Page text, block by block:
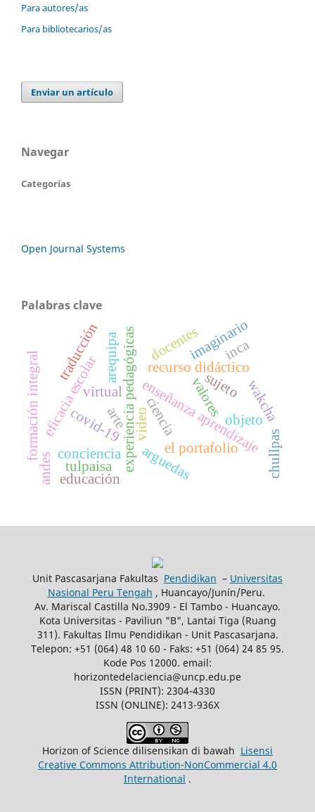
Para autores/as
Para bibliotecarios/as
Enviar un artículo
Navegar
Categorías
Open Journal Systems
Palabras clave
experiencia pedagógicasenseñanza aprendizaje
covid-19
eficacia escolar
conciencia
ciencia
arte
el portafolio
recurso didáctico
valores
virtual sujeto
objeto
arguedas
wakcha
andes
traducción docentesimaginario
formación integral video
inca
arequipa
tulpaisa chullpas
educación
Unit Pascasarjana Fakultas Pendidikan – Universitas
Nasional Peru Tengah , Huancayo/Junín/Peru.
Av. Mariscal Castilla No.3909 - El Tambo - Huancayo.
Kota Universitas - Paviliun "B", Lantai Tiga (Ruang
311). Fakultas Ilmu Pendidikan - Unit Pascasarjana.
Telepon: +51 (064) 48 10 60 - Faks: +51 (064) 24 85 95.
Kode Pos 12000. email:
horizontedelaciencia@uncp.edu.pe
ISSN (PRINT): 2304-4330
ISSN (ONLINE): 2413-936X
Horizon of Science dilisensikan di bawah Lisensi
Creative Commons Attribution-NonCommercial 4.0
International .